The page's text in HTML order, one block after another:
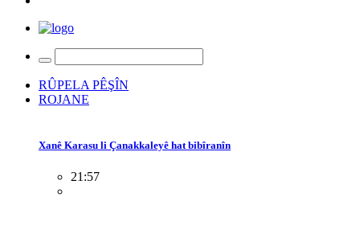
RÛPELA PÊŞÎN
ROJANE
Xanê Karasu li Çanakkaleyê hat bibîranîn
21:57